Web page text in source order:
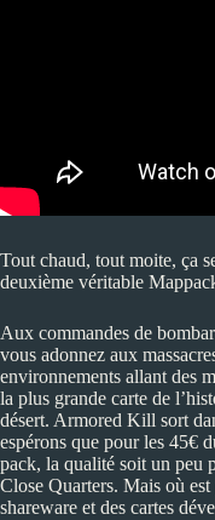
Tout chaud, tout moite, ça
deuxième véritable
Aux commandes de
vous adonnez aux
environnements allant des
la plus grande carte de
désert. Armored Kill sort
espérons que pour les 45€
pack, la qualité soit un peu
Close Quarters. Mais où est
shareware et des cartes